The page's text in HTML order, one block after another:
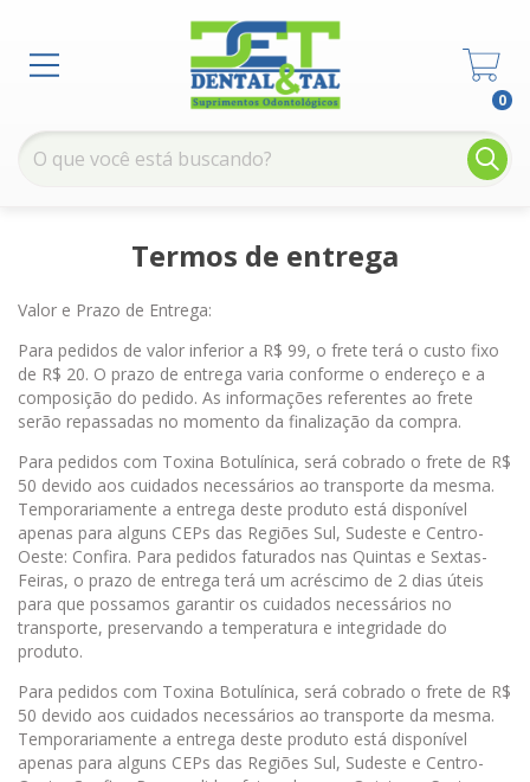
0
Termos de entrega
Valor e Prazo de Entrega:
Para pedidos de valor inferior a R$ 99, o frete terá o custo fixo
de R$ 20. O prazo de entrega varia conforme o endereço e a
composição do pedido. As informações referentes ao frete
serão repassadas no momento da finalização da compra.
Para pedidos com Toxina Botulínica, será cobrado o frete de R$
50 devido aos cuidados necessários ao transporte da mesma.
Temporariamente a entrega deste produto está disponível
apenas para alguns CEPs das Regiões Sul, Sudeste e Centro-
Oeste: Confira. Para pedidos faturados nas Quintas e Sextas-
Feiras, o prazo de entrega terá um acréscimo de 2 dias úteis
para que possamos garantir os cuidados necessários no
transporte, preservando a temperatura e integridade do
produto.
Para pedidos com Toxina Botulínica, será cobrado o frete de R$
50 devido aos cuidados necessários ao transporte da mesma.
Temporariamente a entrega deste produto está disponível
apenas para alguns CEPs das Regiões Sul, Sudeste e Centro-